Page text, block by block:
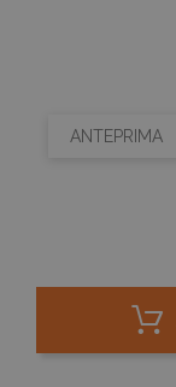
ANTEPRIMA